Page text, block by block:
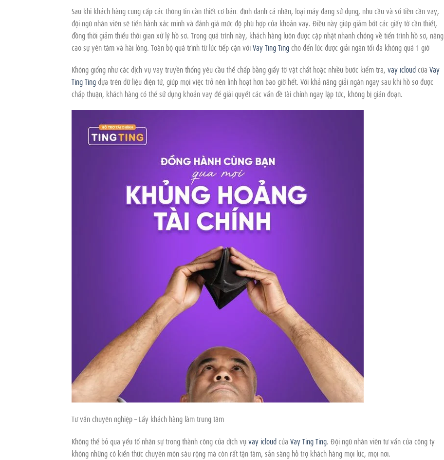
Sau khi khách hàng cung cấp các thông tin cần thiết cơ bản: định danh cá nhân, loại máy đang sử dụng, nhu cầu và số tiền cần vay,
đội ngũ nhân viên sẽ tiến hành xác minh và đánh giá mức độ phù hợp của khoản vay. Điều này giúp giảm bớt các giấy tờ cần thiết,
đồng thời giảm thiểu thời gian xử lý hồ sơ. Trong quá trình này, khách hàng luôn được cập nhật nhanh chóng về tiến trình hồ sơ, nâng
cao sự yên tâm và hài lòng. Toàn bộ quá trình từ lúc tiếp cận vớiVay Ting Tingcho đến lúc được giải ngân tối đa không quá 1 giờ
Không giống như các dịch vụ vay truyền thống yêu cầu thế chấp bằng giấy tờ vật chất hoặc nhiều bước kiểm tra, vay icloudcủa Vay
Ting Tingdựa trên dữ liệu điện tử, giúp mọi việc trở nên linh hoạt hơn bao giờ hết. Với khả năng giải ngân ngay sau khi hồ sơ được
chấp thuận, khách hàng có thể sử dụng khoản vay để giải quyết các vấn đề tài chính ngay lập tức, không bị gián đoạn.
Tư vấn chuyên nghiệp – Lấy khách hàng làm trung tâm
Không thể bỏ qua yếu tố nhân sự trong thành công của dịch vụvay icloudcủa Vay Ting Ting. Đội ngũ nhân viên tư vấn của công ty
không những có kiến thức chuyên môn sâu rộng mà còn rất tận tâm, sẵn sàng hỗ trợ khách hàng mọi lúc, mọi nơi.